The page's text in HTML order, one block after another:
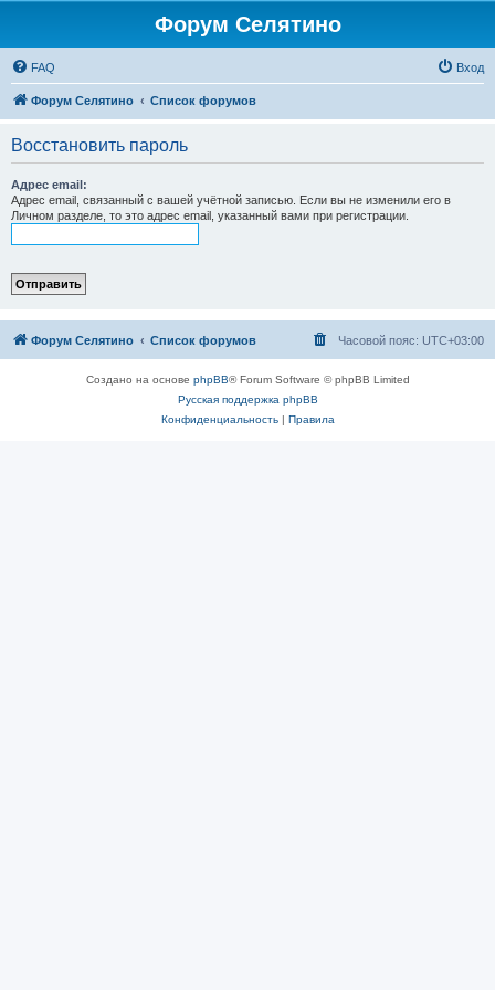
Форум Селятино
FAQ Вход
Форум Селятино Список форумов
Восстановить пароль
Адрес email:
Адрес email, связанный с вашей учётной записью. Если вы не изменили его в
Личном разделе, то это адрес email, указанный вами при регистрации.
Форум Селятино Список форумов Часовой пояс: UTC+03:00
Создано на основе phpBB® Forum Software © phpBB Limited
Русская поддержка phpBB
Конфиденциальность| Правила